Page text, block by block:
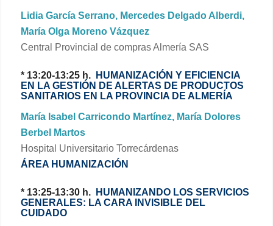
Lidia García Serrano, Mercedes Delgado Alberdi,
María Olga Moreno Vázquez
Central Provincial de compras Almería SAS
* 13:20-13:25 h.
HUMANIZACIÓN Y EFICIENCIA
EN LA GESTIÓN DE ALERTAS DE PRODUCTOS
SANITARIOS EN LA PROVINCIA DE ALMERÍA
María Isabel Carricondo Martínez, María Dolores
Berbel Martos
Hospital Universitario Torrecárdenas
ÁREA HUMANIZACIÓN
* 13:25-13:30 h.
HUMANIZANDO LOS SERVICIOS
GENERALES: LA CARA INVISIBLE DEL
CUIDADO